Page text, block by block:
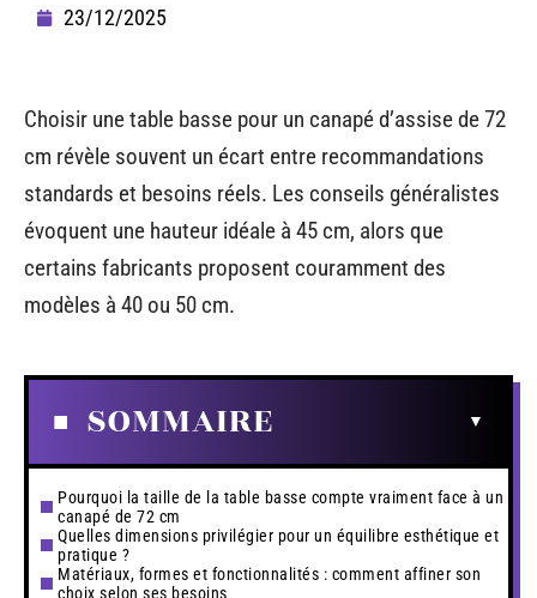
23/12/2025
Choisir une table basse pour un canapé d’assise de 72
cm révèle souvent un écart entre recommandations
standards et besoins réels. Les conseils généralistes
évoquent une hauteur idéale à 45 cm, alors que
certains fabricants proposent couramment des
modèles à 40 ou 50 cm.
SOMMAIRE
Pourquoi la taille de la table basse compte vraiment face à un
canapé de 72 cm
Quelles dimensions privilégier pour un équilibre esthétique et
pratique ?
Matériaux, formes et fonctionnalités : comment affiner son
choix selon ses besoins